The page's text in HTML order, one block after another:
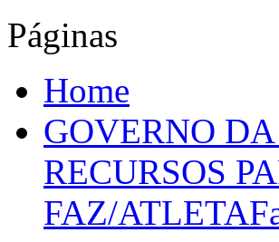
Páginas
Home
GOVERNO
RECURSOS
FAZ/